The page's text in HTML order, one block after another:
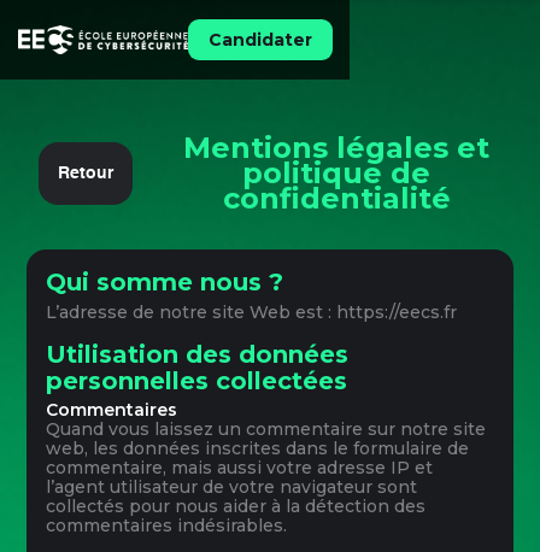
Candidater
Mentions légales et
politique de
confidentialité
Retour
Qui somme nous ?
L’adresse de notre site Web est : https://eecs.fr
Utilisation des données
personnelles collectées
Commentaires
Quand vous laissez un commentaire sur notre site
web, les données inscrites dans le formulaire de
commentaire, mais aussi votre adresse IP et
l’agent utilisateur de votre navigateur sont
collectés pour nous aider à la détection des
commentaires indésirables.